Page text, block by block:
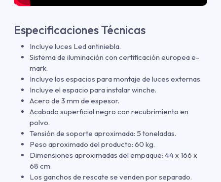
Especificaciones Técnicas
Incluye luces Led antiniebla.
Sistema de iluminación con certificación europea e-
mark.
Incluye los espacios para montaje de luces externas.
Incluye el espacio para instalar winche.
Acero de 3 mm de espesor.
Acabado superficial negro con recubrimiento en
polvo.
Tensión de soporte aproximada: 5 toneladas.
Peso aproximado del producto: 60 kg.
Dimensiones aproximadas del empaque: 44 x 166 x
68 cm.
Los ganchos de rescate se venden por separado.